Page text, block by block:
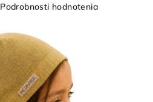
Podrobnosti hodnotenia